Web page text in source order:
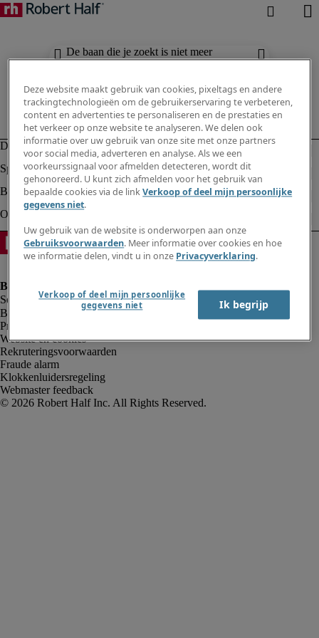
De baan die je zoekt is niet meer
beschikbaar. Zie vergelijkbare resultaten
Bedrijfsinformatie
Privacyverklaring
Website en cookies
Rekruteringsvoorwaarden
Fraude alarm
Klokkenluidersregeling
Webmaster feedback
Deze website maakt gebruik van cookies, pixeltags en andere
trackingtechnologieën om de gebruikerservaring te verbeteren,
content en advertenties te personaliseren en de prestaties en
het verkeer op onze website te analyseren. We delen ook
informatie over uw gebruik van onze site met onze partners
voor social media, adverteren en analyse. Als we een
voorkeurssignaal voor afmelden detecteren, wordt dit
gehonoreerd. U kunt zich afmelden voor het gebruik van
bepaalde cookies via de linkVerkoop of deel mijn persoonlijke
gegevens niet.
Uw gebruik van de website is onderworpen aan onze
Gebruiksvoorwaarden. Meer informatie over cookies en hoe
we informatie delen, vindt u in onze Privacyverklaring.
Verkoop of deel mijn persoonlijke
gegevens niet
Ik begrijp